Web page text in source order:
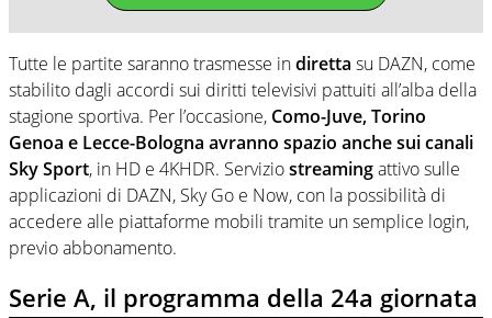
Tutte le partite saranno trasmesse indiretta su DAZN, come
stabilito dagli accordi sui diritti televisivi pattuiti all’alba della
stagione sportiva. Per l’occasione, Como-Juve, Torino
Genoa e Lecce-Bologna avranno spazio anche sui canali
Sky Sport, in HD e 4KHDR. Serviziostreamingattivo sulle
applicazioni di DAZN, Sky Go e Now, con la possibilità di
accedere alle piattaforme mobili tramite un semplice login,
previo abbonamento.
Serie A, il programma della 24a giornata